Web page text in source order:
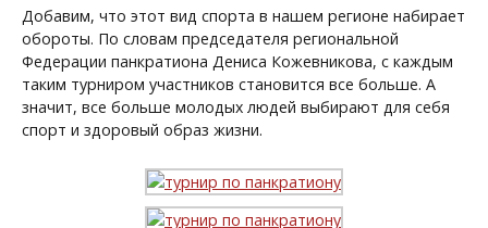
Добавим, что этот вид спорта в нашем регионе набирает
обороты. По словам председателя региональной
Федерации панкратиона Дениса Кожевникова, с каждым
таким турниром участников становится все больше. А
значит, все больше молодых людей выбирают для себя
спорт и здоровый образ жизни.